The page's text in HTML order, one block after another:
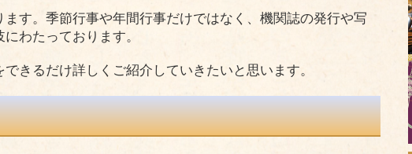
す。季節行事や年間行事だけではなく、機関誌の発行や写
わたっております。
きるだけ詳しくご紹介していきたいと思います。